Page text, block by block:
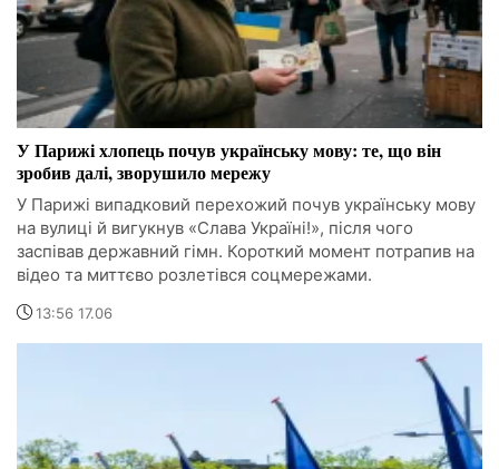
У Парижі хлопець почув українську мову: те, що він
зробив далі, зворушило мережу
У Парижі випадковий перехожий почув українську мову
на вулиці й вигукнув «Слава Україні!», після чого
заспівав державний гімн. Короткий момент потрапив на
відео та миттєво розлетівся соцмережами.
13:56 17.06